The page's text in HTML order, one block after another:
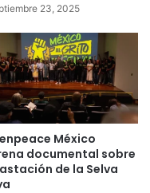
23, 2025
México
documental sobre
de la Selva